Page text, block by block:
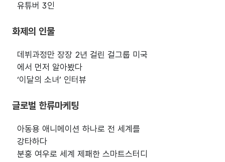
유튜버 3인
화제의 인물
데뷔과정만 장장 2년 걸린 걸그룹 미국
에서 먼저 알아봤다
‘이달의 소녀’ 인터뷰
글로벌 한류마케팅
아동용 애니메이션 하나로 전 세계를
강타하다
분홍 여우로 세계 제패한 스마트스터디